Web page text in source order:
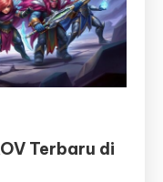
Terbaru di